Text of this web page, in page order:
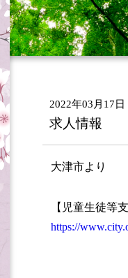
2022年03月17日
求人情報
大津市より
【児童生徒等
https://